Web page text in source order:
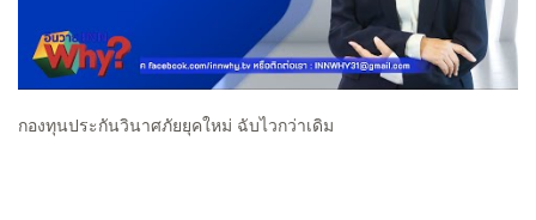
กองทุนประกันวินาศภัยยุคใหม่ ฉับไวกว่าเดิม